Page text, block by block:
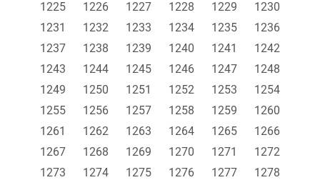
1225
1226 1227 1228 1229
1230
1231
1232 1233 1234 1235
1236
1237
1238 1239 1240 1241
1242
1243
1244 1245 1246 1247
1248
1249
1250 1251 1252 1253
1254
1255
1256 1257 1258 1259
1260
1261
1262 1263 1264 1265
1266
1267
1268 1269 1270 1271
1272
1273
1274 1275 1276 1277
1278